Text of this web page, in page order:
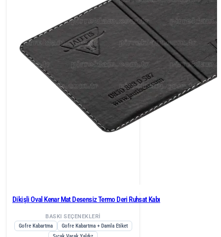
Dikişli Oval Kenar Mat Desensiz Termo Deri Ruhsat Kabı
BASKI SEÇENEKLERİ
Gofre Kabartma
Gofre Kabartma + Damla Etiket